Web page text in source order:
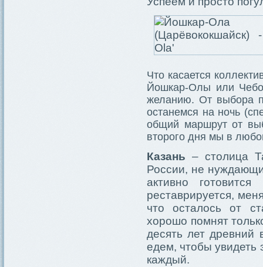
Что касается
Йошкар-Олы или
желанию. От выбора
останемся на ночь
общий маршрут от
второго дня мы в
Казань – столица
России, не
активно
реставрируется,
что осталось от
хорошо помнят
десять лет
едем, чтобы увидеть
каждый.